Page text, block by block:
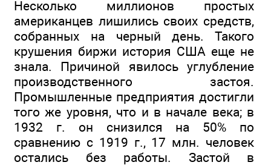
Несколько миллионов простых
американцев лишились своих средств,
собранных на черный день. Такого
крушения биржи история США еще не
знала. Причиной явилось углубление
производственного застоя.
Промышленные предприятия достигли
того же уровня, что и в начале века; в
1932 г. он снизился на 50% по
сравнению с 1919 г., 17 млн. человек
остались без работы. Застой в